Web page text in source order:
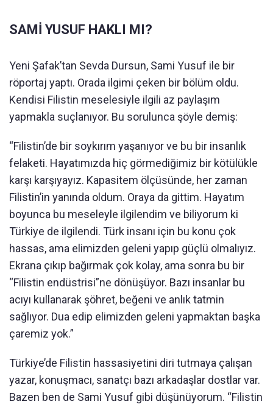
SAMİ YUSUF HAKLI MI?
Yeni Şafak’tan Sevda Dursun, Sami Yusuf ile bir
röportaj yaptı. Orada ilgimi çeken bir bölüm oldu.
Kendisi Filistin meselesiyle ilgili az paylaşım
yapmakla suçlanıyor. Bu sorulunca şöyle demiş:
“Filistin’de bir soykırım yaşanıyor ve bu bir insanlık
felaketi. Hayatımızda hiç görmediğimiz bir kötülükle
karşı karşıyayız. Kapasitem ölçüsünde, her zaman
Filistin’in yanında oldum. Oraya da gittim. Hayatım
boyunca bu meseleyle ilgilendim ve biliyorum ki
Türkiye de ilgilendi. Türk insanı için bu konu çok
hassas, ama elimizden geleni yapıp güçlü olmalıyız.
Ekrana çıkıp bağırmak çok kolay, ama sonra bu bir
“Filistin endüstrisi”ne dönüşüyor. Bazı insanlar bu
acıyı kullanarak şöhret, beğeni ve anlık tatmin
sağlıyor. Dua edip elimizden geleni yapmaktan başka
çaremiz yok.”
Türkiye’de Filistin hassasiyetini diri tutmaya çalışan
yazar, konuşmacı, sanatçı bazı arkadaşlar dostlar var.
Bazen ben de Sami Yusuf gibi düşünüyorum. “Filistin